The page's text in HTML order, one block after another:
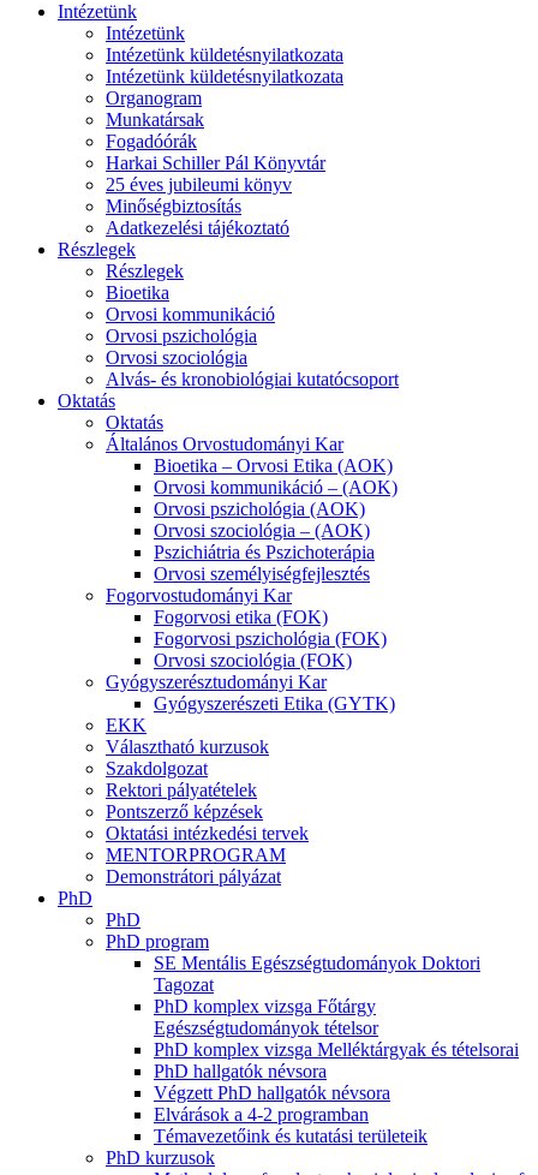
Intézetünk
Intézetünk
Intézetünk küldetésnyilatkozata
Intézetünk küldetésnyilatkozata
Organogram
Munkatársak
Fogadóórák
Harkai Schiller Pál Könyvtár
25 éves jubileumi könyv
Minőségbiztosítás
Adatkezelési tájékoztató
Részlegek
Részlegek
Bioetika
Orvosi kommunikáció
Orvosi pszichológia
Orvosi szociológia
Alvás- és kronobiológiai kutatócsoport
Oktatás
Oktatás
Általános Orvostudományi Kar
Bioetika – Orvosi Etika (AOK)
Orvosi kommunikáció – (AOK)
Orvosi pszichológia (AOK)
Orvosi szociológia – (AOK)
Pszichiátria és Pszichoterápia
Orvosi személyiségfejlesztés
Fogorvostudományi Kar
Fogorvosi etika (FOK)
Fogorvosi pszichológia (FOK)
Orvosi szociológia (FOK)
Gyógyszerésztudományi Kar
Gyógyszerészeti Etika (GYTK)
EKK
Választható kurzusok
Szakdolgozat
Rektori pályatételek
Pontszerző képzések
Oktatási intézkedési tervek
MENTORPROGRAM
Demonstrátori pályázat
PhD
PhD
PhD program
SE Mentális Egészségtudományok Doktori
Tagozat
PhD komplex vizsga Főtárgy
Egészségtudományok tételsor
PhD komplex vizsga Melléktárgyak és tételsorai
PhD hallgatók névsora
Végzett PhD hallgatók névsora
Elvárások a 4-2 programban
Témavezetőink és kutatási területeik
PhD kurzusok